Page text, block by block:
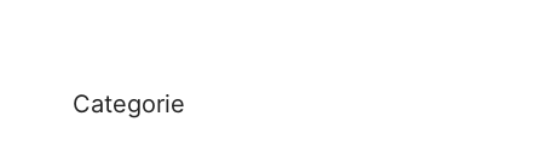
Categorie